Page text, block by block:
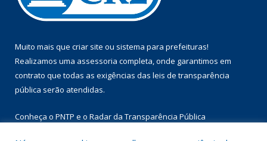
Muito mais que criar site ou sistema para prefeituras!
Realizamos uma assessoria completa, onde garantimos em
contrato que todas as exigências das leis de transparência
pública serão atendidas.
Conheça o PNTP e o Radar da Transparência Pública